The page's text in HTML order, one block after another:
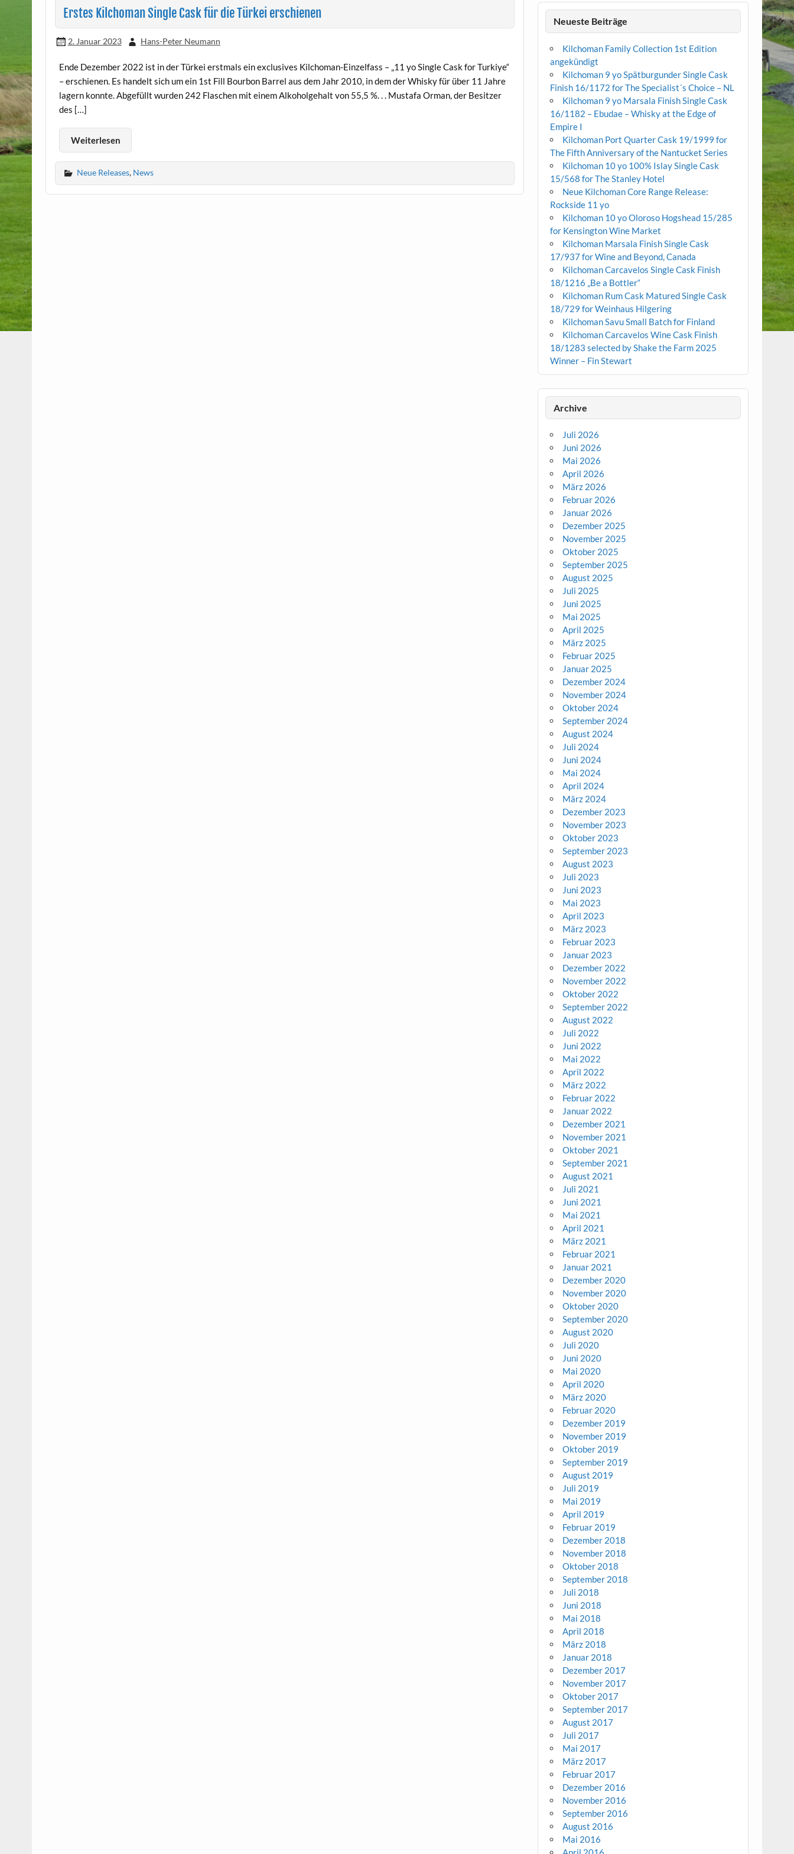
Erstes Kilchoman Single Cask für die Türkei erschienen
2. Januar 2023 Hans-Peter Neumann
Ende Dezember 2022 ist in der Türkei erstmals ein exclusives Kilchoman-Einzelfass – „11 yo Single Cask for Turkiye“
– erschienen. Es handelt sich um ein 1st Fill Bourbon Barrel aus dem Jahr 2010, in dem der Whisky für über 11 Jahre
lagern konnte. Abgefüllt wurden 242 Flaschen mit einem Alkoholgehalt von 55,5 %. . . Mustafa Orman, der Besitzer
des […]
Weiterlesen
Neue Releases, News
Neueste Beiträge
Kilchoman Family Collection 1st Edition
angekündigt
Kilchoman 9 yo Spätburgunder Single Cask
Finish 16/1172 for The Specialist´s Choice – NL
Kilchoman 9 yo Marsala Finish Single Cask
16/1182 – Ebudae – Whisky at the Edge of
Empire I
Kilchoman Port Quarter Cask 19/1999 for
The Fifth Anniversary of the Nantucket Series
Kilchoman 10 yo 100% Islay Single Cask
15/568 for The Stanley Hotel
Neue Kilchoman Core Range Release:
Rockside 11 yo
Kilchoman 10 yo Oloroso Hogshead 15/285
for Kensington Wine Market
Kilchoman Marsala Finish Single Cask
17/937 for Wine and Beyond, Canada
Kilchoman Carcavelos Single Cask Finish
18/1216 „Be a Bottler“
Kilchoman Rum Cask Matured Single Cask
18/729 for Weinhaus Hilgering
Kilchoman Savu Small Batch for Finland
Kilchoman Carcavelos Wine Cask Finish
18/1283 selected by Shake the Farm 2025
Winner – Fin Stewart
Archive
Juli 2026
Juni 2026
Mai 2026
April 2026
März 2026
Februar 2026
Januar 2026
Dezember 2025
November 2025
Oktober 2025
September 2025
August 2025
Juli 2025
Juni 2025
Mai 2025
April 2025
März 2025
Februar 2025
Januar 2025
Dezember 2024
November 2024
Oktober 2024
September 2024
August 2024
Juli 2024
Juni 2024
Mai 2024
April 2024
März 2024
Dezember 2023
November 2023
Oktober 2023
September 2023
August 2023
Juli 2023
Juni 2023
Mai 2023
April 2023
März 2023
Februar 2023
Januar 2023
Dezember 2022
November 2022
Oktober 2022
September 2022
August 2022
Juli 2022
Juni 2022
Mai 2022
April 2022
März 2022
Februar 2022
Januar 2022
Dezember 2021
November 2021
Oktober 2021
September 2021
August 2021
Juli 2021
Juni 2021
Mai 2021
April 2021
März 2021
Februar 2021
Januar 2021
Dezember 2020
November 2020
Oktober 2020
September 2020
August 2020
Juli 2020
Juni 2020
Mai 2020
April 2020
März 2020
Februar 2020
Dezember 2019
November 2019
Oktober 2019
September 2019
August 2019
Juli 2019
Mai 2019
April 2019
Februar 2019
Dezember 2018
November 2018
Oktober 2018
September 2018
Juli 2018
Juni 2018
Mai 2018
April 2018
März 2018
Januar 2018
Dezember 2017
November 2017
Oktober 2017
September 2017
August 2017
Juli 2017
Mai 2017
März 2017
Februar 2017
Dezember 2016
November 2016
September 2016
August 2016
Mai 2016